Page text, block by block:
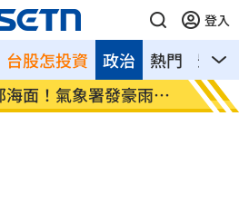
登入
台股怎投資 熱門 影音
政治
目標價調升 俄軍